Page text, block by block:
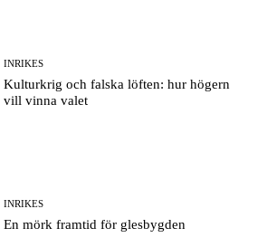
INRIKES
Kulturkrig och falska löften: hur högern
vill vinna valet
INRIKES
En mörk framtid för glesbygden